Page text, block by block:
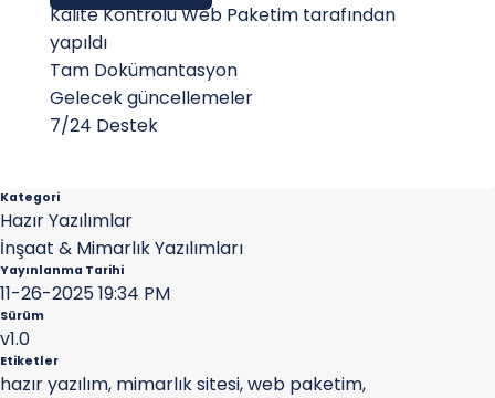
Kalite Kontrolü Web Paketim tarafından
yapıldı
Tam Dokümantasyon
Gelecek güncellemeler
7/24 Destek
Kategori
Hazır Yazılımlar
İnşaat & Mimarlık Yazılımları
Yayınlanma Tarihi
11-26-2025 19:34 PM
Sürüm
v1.0
Etiketler
hazır yazılım, mimarlık sitesi,web paketim,